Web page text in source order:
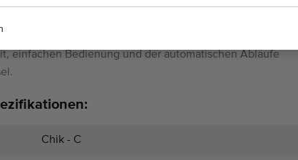
einsetzbare Maschine aufgrund ihrer robusten Bauweise,
einfachen Bedienung und der automatischen Abläufe
Chik - C